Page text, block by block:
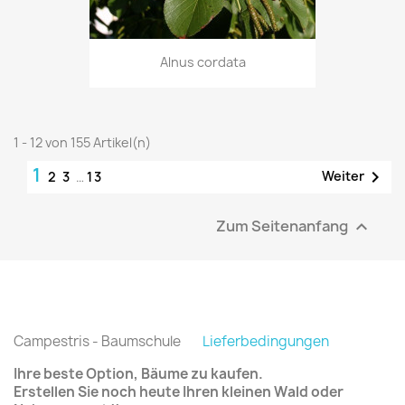
Alnus cordata
1 - 12 von 155 Artikel(n)
1 2 3 … 13 Weiter 
Zum Seitenanfang 
Campestris - Baumschule Lieferbedingungen
Ihre beste Option, Bäume zu kaufen.
Erstellen Sie noch heute Ihren kleinen Wald oder